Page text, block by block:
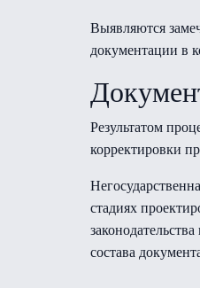
Выявляются
документации в
Результатом
корректировки
стадиях
состава